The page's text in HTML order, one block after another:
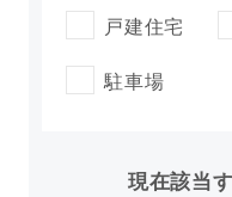
戸建住宅
駐車場
現在該当